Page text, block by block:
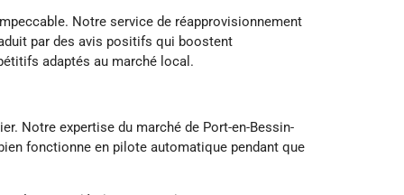
Notre service de réapprovisionnement
par des avis positifs qui boostent
adaptés au marché local.
Notre expertise du marché de Port-en-Bessin-
fonctionne en pilote automatique pendant que